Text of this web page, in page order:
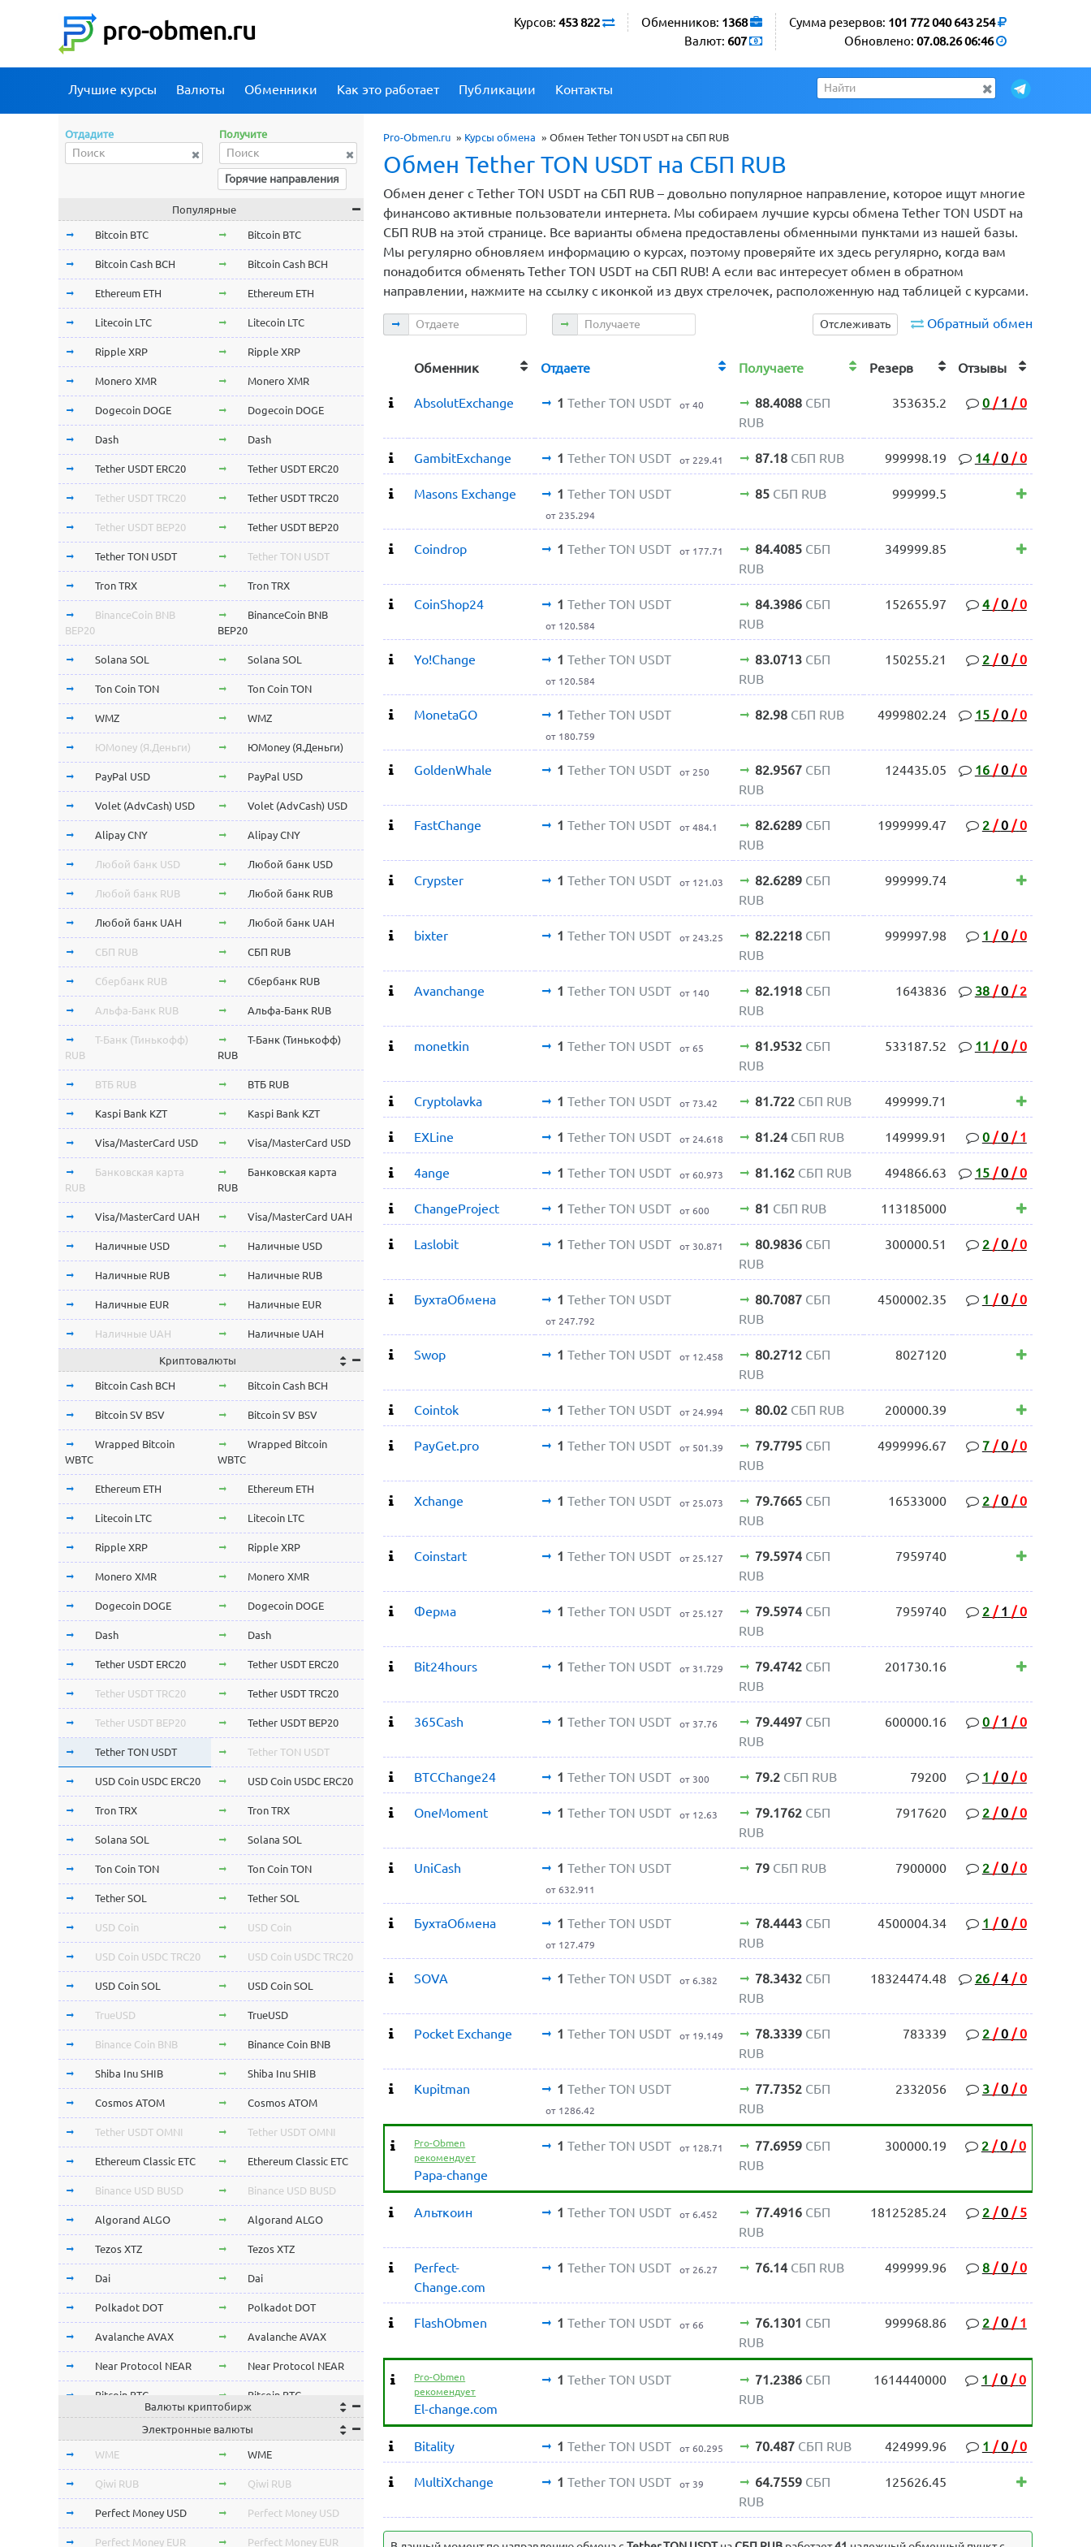
pro-obmen.ru Сумма резервов: 101 772 040 643 254
Обновлено: 07.08.26 06:46
Обменников: 1368
Валют: 607
Курсов: 453 822
Лучшие курсы Валюты Обменники Как это работает Публикации Контакты
Pro-Obmen.ru » Курсы обмена » Обмен Tether TON USDT на СБП RUB
Обмен Tether TON USDT на СБП RUB
Обмен денег с Tether TON USDT на СБП RUB – довольно популярное направление, которое ищут многие
финансово активные пользователи интернета. Мы собираем лучшие курсы обмена Tether TON USDT на
СБП RUB на этой странице. Все варианты обмена предоставлены обменными пунктами из нашей базы.
Мы регулярно обновляем информацию о курсах, поэтому проверяйте их здесь регулярно, когда вам
понадобится обменять Tether TON USDT на СБП RUB! А если вас интересует обмен в обратном
направлении, нажмите на ссылку с иконкой из двух стрелочек, расположенную над таблицей с курсами.
Обратный обмен
Отслеживать
Отдаете Получаете
Обменник Отдаете Получаете Резерв Отзывы
AbsolutExchange 1 Tether TON USDT от 40 88.4088 СБП
RUB
353635.2 0 / 1 / 0
GambitExchange 1 Tether TON USDT от 229.41 87.18 СБП RUB 999998.19 14 / 0 / 0
Masons Exchange 1 Tether TON USDT
от 235.294
85 СБП RUB 999999.5
Coindrop 1 Tether TON USDT от 177.71 84.4085 СБП
RUB
349999.85
CoinShop24 1 Tether TON USDT
от 120.584
84.3986 СБП
RUB
152655.97 4 / 0 / 0
Yo!Change 1 Tether TON USDT
от 120.584
83.0713 СБП
RUB
150255.21 2 / 0 / 0
MonetaGO 1 Tether TON USDT
от 180.759
82.98 СБП RUB 4999802.24 15 / 0 / 0
GoldenWhale 1 Tether TON USDT от 250 82.9567 СБП
RUB
124435.05 16 / 0 / 0
FastChange 1 Tether TON USDT от 484.1 82.6289 СБП
RUB
1999999.47 2 / 0 / 0
Crypster 1 Tether TON USDT от 121.03 82.6289 СБП
RUB
999999.74
bixter 1 Tether TON USDT от 243.25 82.2218 СБП
RUB
999997.98 1 / 0 / 0
Avanchange 1 Tether TON USDT от 140 82.1918 СБП
RUB
1643836 38 / 0 / 2
monetkin 1 Tether TON USDT от 65 81.9532 СБП
RUB
533187.52 11 / 0 / 0
Cryptolavka 1 Tether TON USDT от 73.42 81.722 СБП RUB 499999.71
EXLine 1 Tether TON USDT от 24.618 81.24 СБП RUB 149999.91 0 / 0 / 1
4ange 1 Tether TON USDT от 60.973 81.162 СБП RUB 494866.63 15 / 0 / 0
ChangeProject 1 Tether TON USDT от 600 81 СБП RUB 113185000
Laslobit 1 Tether TON USDT от 30.871 80.9836 СБП
RUB
300000.51 2 / 0 / 0
БухтаОбмена 1 Tether TON USDT
от 247.792
80.7087 СБП
RUB
4500002.35 1 / 0 / 0
Swop 1 Tether TON USDT от 12.458 80.2712 СБП
RUB
8027120
Cointok 1 Tether TON USDT от 24.994 80.02 СБП RUB 200000.39
PayGet.pro 1 Tether TON USDT от 501.39 79.7795 СБП
RUB
4999996.67 7 / 0 / 0
Xchange 1 Tether TON USDT от 25.073 79.7665 СБП
RUB
16533000 2 / 0 / 0
Coinstart 1 Tether TON USDT от 25.127 79.5974 СБП
RUB
7959740
Ферма 1 Tether TON USDT от 25.127 79.5974 СБП
RUB
7959740 2 / 1 / 0
Bit24hours 1 Tether TON USDT от 31.729 79.4742 СБП
RUB
201730.16
365Cash 1 Tether TON USDT от 37.76 79.4497 СБП
RUB
600000.16 0 / 1 / 0
BTCChange24 1 Tether TON USDT от 300 79.2 СБП RUB 79200 1 / 0 / 0
OneMoment 1 Tether TON USDT от 12.63 79.1762 СБП
RUB
7917620 2 / 0 / 0
UniCash 1 Tether TON USDT
от 632.911
79 СБП RUB 7900000 2 / 0 / 0
БухтаОбмена 1 Tether TON USDT
от 127.479
78.4443 СБП
RUB
4500004.34 1 / 0 / 0
SOVA 1 Tether TON USDT от 6.382 78.3432 СБП
RUB
18324474.48 26 / 4 / 0
Pocket Exchange 1 Tether TON USDT от 19.149 78.3339 СБП
RUB
783339 2 / 0 / 0
Kupitman 1 Tether TON USDT
от 1286.42
77.7352 СБП
RUB
2332056 3 / 0 / 0
Pro-Obmen
рекомендует
Papa-change
1 Tether TON USDT от 128.71 77.6959 СБП
RUB
300000.19 2 / 0 / 0
Альткоин 1 Tether TON USDT от 6.452 77.4916 СБП
RUB
18125285.24 2 / 0 / 5
Perfect-
Change.com
1 Tether TON USDT от 26.27 76.14 СБП RUB 499999.96 8 / 0 / 0
FlashObmen 1 Tether TON USDT от 66 76.1301 СБП
RUB
999968.86 2 / 0 / 1
Pro-Obmen
рекомендует
El-change.com
1 Tether TON USDT 71.2386 СБП
RUB
1614440000 1 / 0 / 0
Bitality 1 Tether TON USDT от 60.295 70.487 СБП RUB 424999.96 1 / 0 / 0
MultiXchange 1 Tether TON USDT от 39 64.7559 СБП
RUB
125626.45
Отдадите Получите
Горячие направления
Популярные
Bitcoin BTC Bitcoin BTC
Bitcoin Cash BCH Bitcoin Cash BCH
Ethereum ETH Ethereum ETH
Litecoin LTC Litecoin LTC
Ripple XRP Ripple XRP
Monero XMR Monero XMR
Dogecoin DOGE Dogecoin DOGE
Dash Dash
Tether USDT ERC20 Tether USDT ERC20
Tether USDT TRC20 Tether USDT TRC20
Tether USDT BEP20 Tether USDT BEP20
Tether TON USDT Tether TON USDT
Tron TRX Tron TRX
BinanceCoin BNB
BEP20
BinanceCoin BNB
BEP20
Solana SOL Solana SOL
Ton Coin TON Ton Coin TON
WMZ WMZ
ЮMoney (Я.Деньги) ЮMoney (Я.Деньги)
PayPal USD PayPal USD
Volet (AdvCash) USD Volet (AdvCash) USD
Alipay CNY Alipay CNY
Любой банк USD Любой банк USD
Любой банк RUB Любой банк RUB
Любой банк UAH Любой банк UAH
СБП RUB СБП RUB
Сбербанк RUB Сбербанк RUB
Альфа-Банк RUB Альфа-Банк RUB
Т-Банк (Тинькофф)
RUB
Т-Банк (Тинькофф)
RUB
ВТБ RUB ВТБ RUB
Kaspi Bank KZT Kaspi Bank KZT
Visa/MasterCard USD Visa/MasterCard USD
Банковская карта
RUB
Банковская карта
RUB
Visa/MasterCard UAH Visa/MasterCard UAH
Наличные USD Наличные USD
Наличные RUB Наличные RUB
Наличные EUR Наличные EUR
Наличные UAH Наличные UAH
Криптовалюты
Bitcoin Cash BCH Bitcoin Cash BCH
Bitcoin SV BSV Bitcoin SV BSV
Wrapped Bitcoin
WBTC
Wrapped Bitcoin
WBTC
Ethereum ETH Ethereum ETH
Litecoin LTC Litecoin LTC
Ripple XRP Ripple XRP
Monero XMR Monero XMR
Dogecoin DOGE Dogecoin DOGE
Dash Dash
Tether USDT ERC20 Tether USDT ERC20
Tether USDT TRC20 Tether USDT TRC20
Tether USDT BEP20 Tether USDT BEP20
Tether TON USDT Tether TON USDT
USD Coin USDC ERC20 USD Coin USDC ERC20
Tron TRX Tron TRX
Solana SOL Solana SOL
Ton Coin TON Ton Coin TON
Tether SOL Tether SOL
USD Coin USD Coin
USD Coin USDC TRC20 USD Coin USDC TRC20
USD Coin SOL USD Coin SOL
TrueUSD TrueUSD
Binance Coin BNB Binance Coin BNB
Shiba Inu SHIB Shiba Inu SHIB
Cosmos ATOM Cosmos ATOM
Tether USDT OMNI Tether USDT OMNI
Ethereum Classic ETC Ethereum Classic ETC
Binance USD BUSD Binance USD BUSD
Algorand ALGO Algorand ALGO
Tezos XTZ Tezos XTZ
Dai Dai
Polkadot DOT Polkadot DOT
Avalanche AVAX Avalanche AVAX
Near Protocol NEAR Near Protocol NEAR
Bitcoin BTC Bitcoin BTC
Terra LUNA
Cardano ADA Cardano ADA
OmiseGo OMG OmiseGo OMG
Verge XVG Verge XVG
BitTorrent BTT BitTorrent BTT
Валюты криптобирж
Электронные валюты
WME WME
Qiwi RUB Qiwi RUB
Perfect Money USD Perfect Money USD
Perfect Money EUR Perfect Money EUR